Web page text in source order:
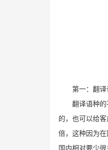
第一：翻译
翻译语种
的，也可以给
倍，这种因为
国内相对要少